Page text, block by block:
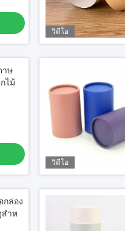
วิดีโอ
าษ
ไม้
วิดีโอ
กล่อง
สําห